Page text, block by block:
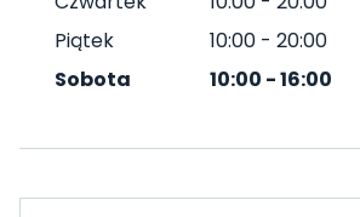
Piątek
10:00 - 20:00
Sobota
10:00 -16:00